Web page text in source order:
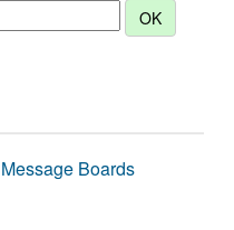
Message Boards